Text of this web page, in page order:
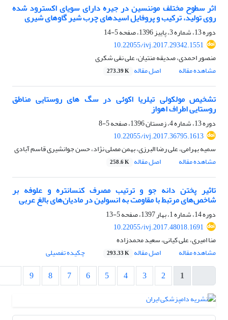
اثر سطوح مختلف موننسین در جیره دارای سویای اکسترود شده
روی تولید، ترکیب و پروفایل اسیدهای چرب شیر گاوهای شیری
دوره 13، شماره 3، پاییز 1396، صفحه
5-14
10.22055/ivj.2017.29342.1551
منصور احمدی، صدیقه منتیان، علی نقی شکری
مشاهده مقاله
اصل مقاله 273.39 K
تشخیص مولکولی تیلریا اکوئی در سگ های روستایی مناطق
روستایی اطراف اهواز
دوره 13، شماره 4، زمستان 1396، صفحه
5-8
10.22055/ivj.2017.36795.1613
سمیه بهرامی، علی رضا البرزی، بهمن مصلی نژاد، حسن جوانشیری قاسم آبادی
مشاهده مقاله
اصل مقاله 258.6 K
تاثیر پختن دانه جو و ترتیب مصرف کنسانتره و علوفه بر
شاخص‌های مرتبط با مقاومت به انسولین در مادیان‌های بالغ عربی
دوره 14، شماره 1، بهار 1397، صفحه
5-13
10.22055/ivj.2017.48018.1691
منا امیری، علی کیانی، سعید محمدزاده
مشاهده مقاله
اصل مقاله 293.33 K چکیده تفصیلی
1
2
3
4
5
6
7
8
9